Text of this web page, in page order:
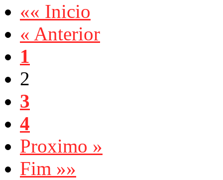
«« Inicio
« Anterior
1
2
3
4
Proximo »
Fim »»